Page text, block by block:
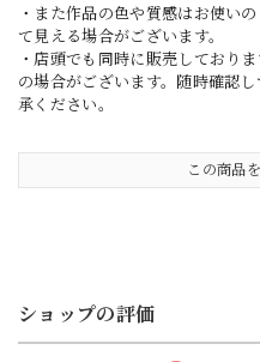
・また作品の色や質感はお使い
て見える場合がございます。
・店頭でも同時に販売しており
の場合がございます。随時確認
承ください。
この商品
ショップの評価